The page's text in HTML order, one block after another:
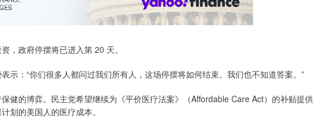
政府停摆将已进入第 20 天。
：“你们很多人都问过我们所有人，这场停摆将如何结束。我们也不知道答案。”
的博弈。民主党希望继续为《平价医疗法案》（Affordable Care Act）的补贴提供
划的美国人的医疗成本。